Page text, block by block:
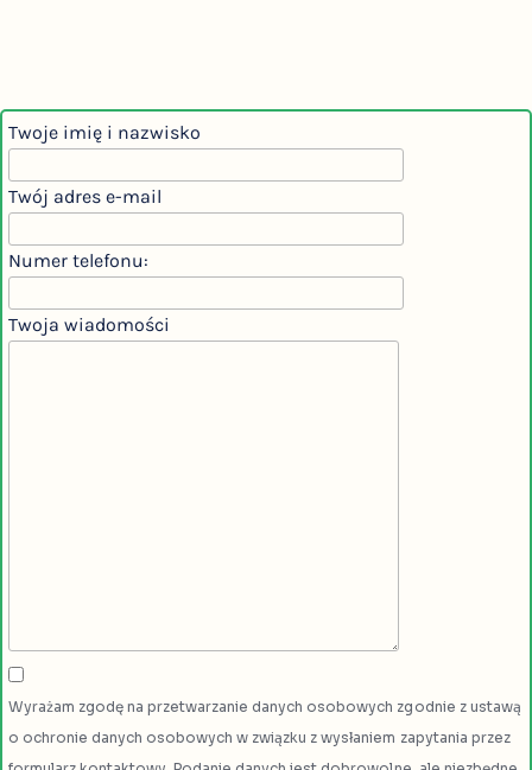
Twoje imię i nazwisko
Twój adres e-mail
Numer telefonu:
Twoja wiadomości
Wyrażam zgodę na przetwarzanie danych osobowych zgodnie z ustawą
o ochronie danych osobowych w związku z wysłaniem zapytania przez